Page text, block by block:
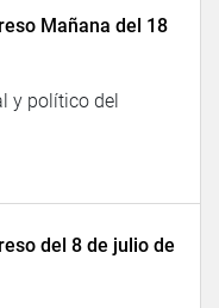
Mañana del 18
y político del
del 8 de julio de